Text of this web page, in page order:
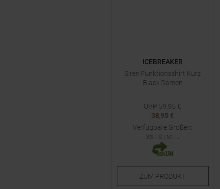
ICEBREAKER
Siren Funktionsshirt Kurz
Black Damen
UVP 59,95 €
38,95 €
Verfügbare Größen:
XS | S | M | L
ZUM PRODUKT